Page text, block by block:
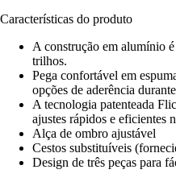
Características do produto
A construção em alumínio
trilhos.
Pega confortável em
opções de aderência
A tecnologia patenteada
ajustes rápidos e eficientes
Alça de ombro ajustável
Cestos substituíveis
Design de três peças para